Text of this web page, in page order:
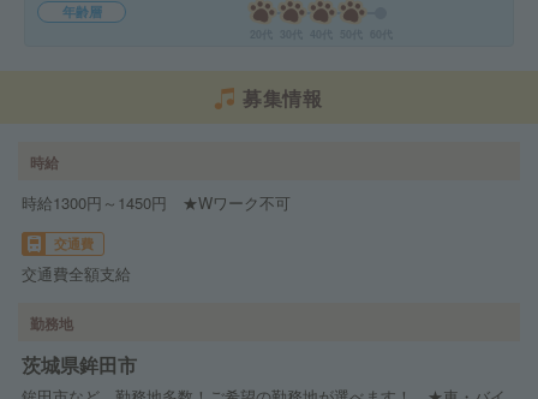
年齢層
募集情報
時給
時給1300円～1450円 ★Wワーク不可
交通費
交通費全額支給
勤務地
茨城県鉾田市